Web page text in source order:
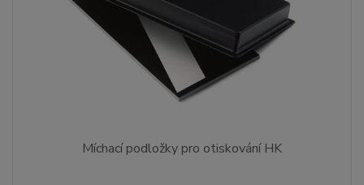
Míchací podložky pro otiskování HK